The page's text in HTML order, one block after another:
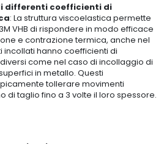
differenti coefficienti di
: La struttura viscoelastica permette
VHB di rispondere in modo efficace
e contrazione termica, anche nel
incollati hanno coefficienti di
come nel caso di incollaggio di
in metallo. Questi
tollerare movimenti
di taglio fino a 3 volte il loro spessore.